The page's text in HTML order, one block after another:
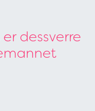
dessverre